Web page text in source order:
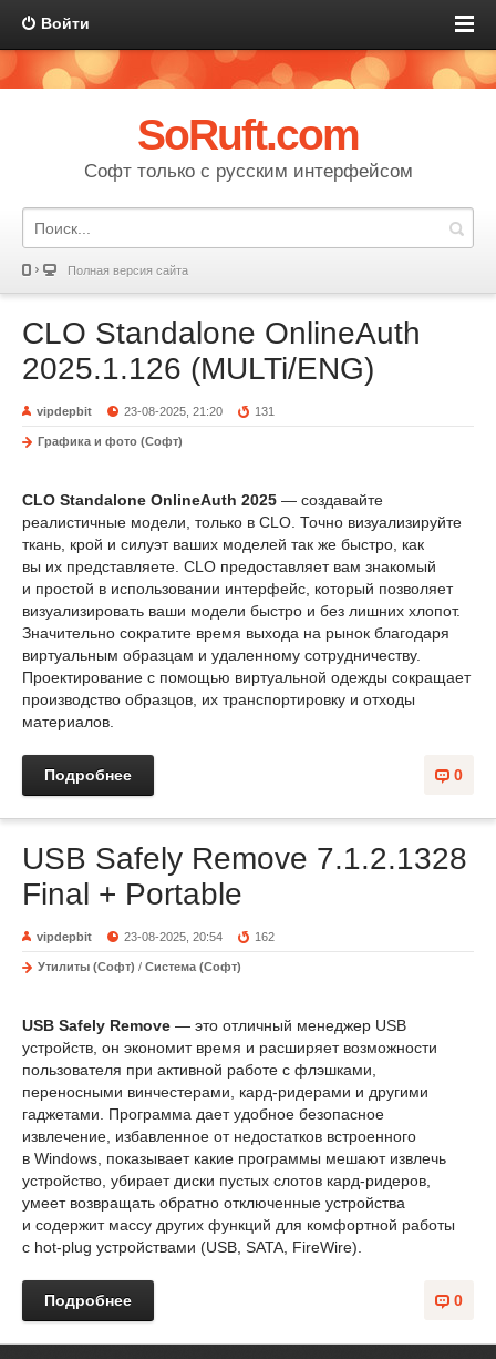
Войти
SoRuft.com
Софт только с русским интерфейсом
Полная версия сайта
CLO Standalone OnlineAuth
2025.1.126 (MULTi/ENG)
vipdepbit 23-08-2025, 21:20 131
Графика и фото (Софт)
CLO Standalone OnlineAuth 2025 — создавайте
реалистичные модели, только в CLO. Точно визуализируйте
ткань, крой и силуэт ваших моделей так же быстро, как
вы их представляете. CLO предоставляет вам знакомый
и простой в использовании интерфейс, который позволяет
визуализировать ваши модели быстро и без лишних хлопот.
Значительно сократите время выхода на рынок благодаря
виртуальным образцам и удаленному сотрудничеству.
Проектирование с помощью виртуальной одежды сокращает
производство образцов, их транспортировку и отходы
материалов.
0
Подробнее
USB Safely Remove 7.1.2.1328
Final + Portable
vipdepbit 23-08-2025, 20:54 162
Утилиты (Софт) / Система (Софт)
USB Safely Remove — это отличный менеджер USB
устройств, он экономит время и расширяет возможности
пользователя при активной работе с флэшками,
переносными винчестерами, кард-ридерами и другими
гаджетами. Программа дает удобное безопасное
извлечение, избавленное от недостатков встроенного
в Windows, показывает какие программы мешают извлечь
устройство, убирает диски пустых слотов кард-ридеров,
умеет возвращать обратно отключенные устройства
и содержит массу других функций для комфортной работы
с hot-plug устройствами (USB, SATA, FireWire).
0
Подробнее